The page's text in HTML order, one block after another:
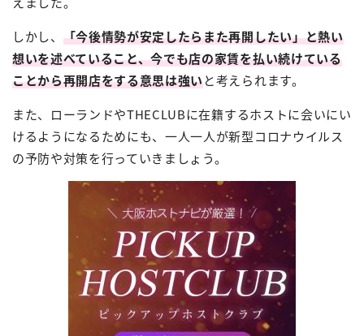
しかし、 「今後情勢が安定したらまた再開したい」と熱い
想いを述べていること、今でも店の家賃を払い続けている
ことから再開店をする意思は強いと考えられます。
また、ローランドやTHECLUBに在籍するホストに会いにい
けるようになるためにも、一人一人が新型コロナウイルス
の予防や対策を行っていきましょう。